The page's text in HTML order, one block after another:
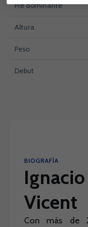
Pie dominante
Altura
Peso
Debut
BIOGRAFÍA
Vicent
Con más de